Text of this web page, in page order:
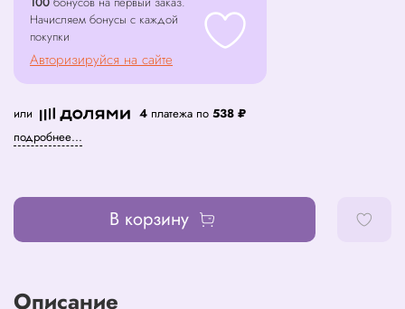
Начисляем бонусы с каждой
покупки
Авторизируйся на сайте
или 4 платежа по 538 ₽
подробнее...
В корзину
Описание